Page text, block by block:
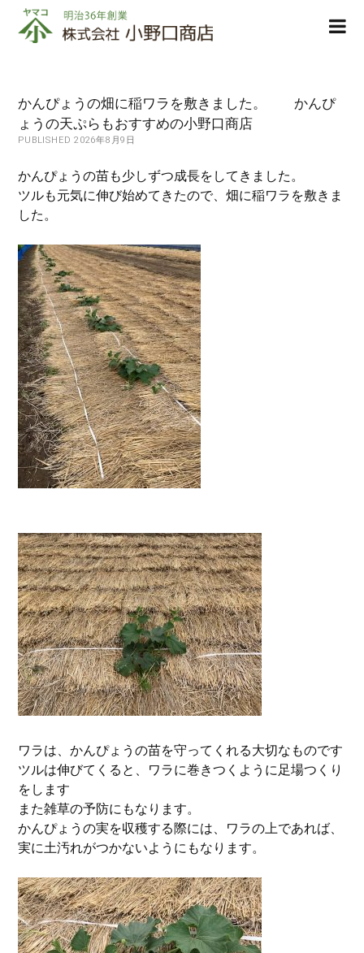
株
式
小
野
口
店
かんぴょうの畑に稲ワラを敷きました。 かんぴ
ょうの天ぷらもおすすめの小野口商店
PUBLISHED 2026年8月9日
かんぴょうの苗も少しずつ成長をしてきました。
ツルも元気に伸び始めてきたので、畑に稲ワラを敷きま
した。
ワラは、かんぴょうの苗を守ってくれる大切なものです
ツルは伸びてくると、ワラに巻きつくように足場つくり
をします
また雑草の予防にもなります。
かんぴょうの実を収穫する際には、ワラの上であれば、
実に土汚れがつかないようにもなります。